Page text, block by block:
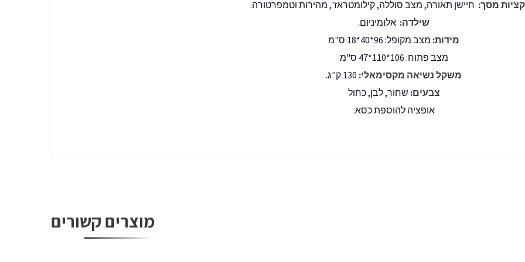
מסך: חיישן תאורה, מצב סוללה, קילומטראז', מהירות וטמפרטורה.
שילדה: אלומיניום.
מידות: מצב מקופל: 96*40*18 ס"מ
מצב פתוח: 106*110*47 ס"מ
משקל נשיאה מקסימאלי:
צבעים: שחור, לבן, כחול
אופציה להוספת כסא.
מוצרים קשורים